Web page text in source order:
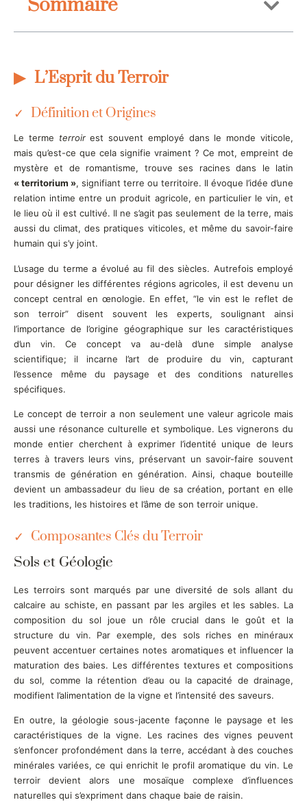
Sommaire
L’Esprit du Terroir
Définition et Origines
Le terme terroirest souvent employé dans le monde viticole,
mais qu’est-ce que cela signifie vraiment ? Ce mot, empreint de
mystère et de romantisme, trouve ses racines dans le latin
« territorium », signifiant terre ou territoire. Il évoque l’idée d’une
relation intime entre un produit agricole, en particulier le vin, et
le lieu où il est cultivé. Il ne s’agit pas seulement de la terre, mais
aussi du climat, des pratiques viticoles, et même du savoir-faire
humain qui s’y joint.
L’usage du terme a évolué au fil des siècles. Autrefois employé
pour désigner les différentes régions agricoles, il est devenu un
concept central en œnologie. En effet,
le vin est le reflet de
son terroir disent souvent les experts, soulignant ainsi
l’importance de l’origine géographique sur les caractéristiques
d’un vin. Ce concept va au-delà d’une simple analyse
scientifique; il incarne l’art de produire du vin, capturant
l’essence même du paysage et des conditions naturelles
spécifiques.
Le concept de terroir a non seulement une valeur agricole mais
aussi une résonance culturelle et symbolique. Les vignerons du
monde entier cherchent à exprimer l’identité unique de leurs
terres à travers leurs vins, préservant un savoir-faire souvent
transmis de génération en génération. Ainsi, chaque bouteille
devient un ambassadeur du lieu de sa création, portant en elle
les traditions, les histoires et l’âme de son terroir unique.
Composantes Clés du Terroir
Sols et Géologie
Les terroirs sont marqués par une diversité de sols allant du
calcaire au schiste, en passant par les argiles et les sables. La
composition du sol joue un rôle crucial dans le goût et la
structure du vin. Par exemple, des sols riches en minéraux
peuvent accentuer certaines notes aromatiques et influencer la
maturation des baies. Les différentes textures et compositions
du sol, comme la rétention d’eau ou la capacité de drainage,
modifient l’alimentation de la vigne et l’intensité des saveurs.
En outre, la géologie sous-jacente façonne le paysage et les
caractéristiques de la vigne. Les racines des vignes peuvent
s’enfoncer profondément dans la terre, accédant à des couches
minérales variées, ce qui enrichit le profil aromatique du vin. Le
terroir devient alors une mosaïque complexe d’influences
naturelles qui s’expriment dans chaque baie de raisin.